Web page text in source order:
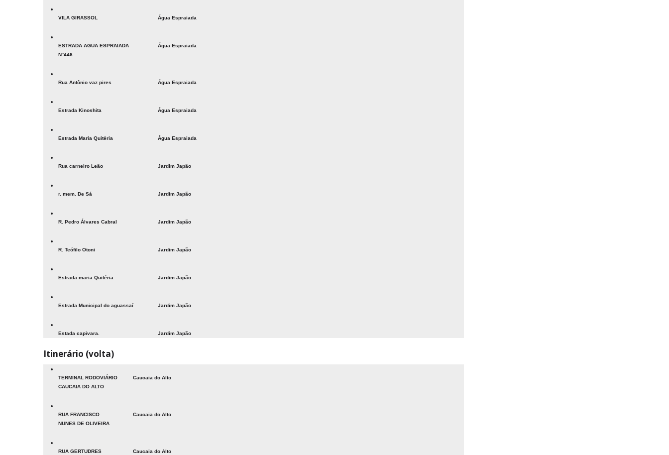
VILA GIRASSOL Água Espraiada
ESTRADA AGUA ESPRAIADA
N°446
Água Espraiada
Rua Antônio vaz pires Água Espraiada
Estrada Kinoshita Água Espraiada
Estrada Maria Quitéria Água Espraiada
Rua carneiro Leão Jardim Japão
r. mem. De Sá Jardim Japão
R. Pedro Álvares Cabral Jardim Japão
R. Teófilo Otoni Jardim Japão
Estrada maria Quitéria Jardim Japão
Estrada Municipal do aguassaí Jardim Japão
Estada capivara. Jardim Japão
Itinerário (volta)
TERMINAL RODOVIÁRIO
CAUCAIA DO ALTO
Caucaia do Alto
RUA FRANCISCO
NUNES DE OLIVEIRA
Caucaia do Alto
RUA GERTUDRES Caucaia do Alto